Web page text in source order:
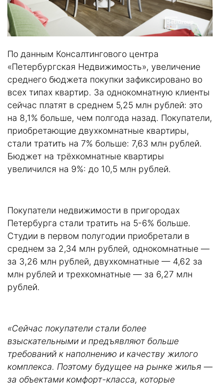
По данным Консалтингового центра
«Петербургская Недвижимость», увеличение
среднего бюджета покупки зафиксировано во
всех типах квартир. За однокомнатную клиенты
сейчас платят в среднем 5,25 млн рублей: это
на 8,1% больше, чем полгода назад. Покупатели,
приобретающие двухкомнатные квартиры,
стали тратить на 7% больше: 7,63 млн рублей.
Бюджет на трёхкомнатные квартиры
увеличился на 9%: до 10,5 млн рублей.
Покупатели недвижимости в пригородах
Петербурга стали тратить на 5-6% больше.
Студии в первом полугодии приобретали в
среднем за 2,34 млн рублей, однокомнатные —
за 3,26 млн рублей, двухкомнатные — 4,62 за
млн рублей и трехкомнатные — за 6,27 млн
рублей.
«Сейчас покупатели стали более
взыскательными и предъявляют больше
требований к наполнению и качеству жилого
комплекса. Поэтому будущее на рынке жилья —
за объектами комфорт-класса, которые